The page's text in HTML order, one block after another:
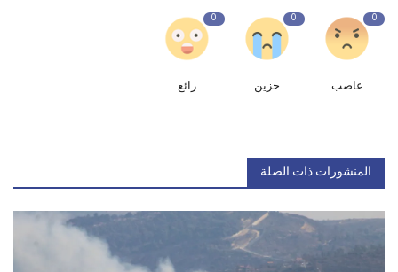
0
غاضب
0
حزين
0
رائع
المنشورات ذات الصلة